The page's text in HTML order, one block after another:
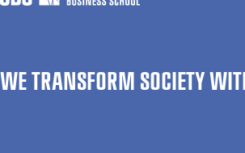
WE TRANSFORM SOCIETY